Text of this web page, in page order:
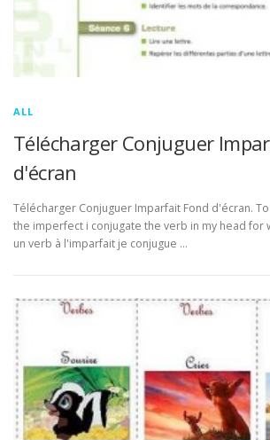
ALL
Télécharger Conjuguer
d'écran
Télécharger Conjuguer Imparfait Fond d'écran.
the imperfect i conjugate the verb in my head for
un verb à l'imparfait je conjugue …